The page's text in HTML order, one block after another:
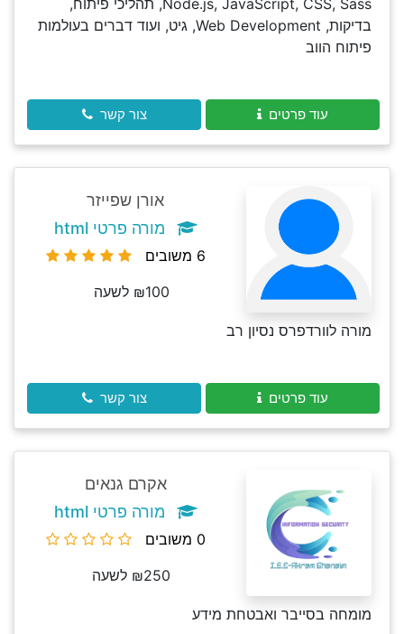
Node.js, JavaScript, CSS, Sass, תהליכי פיתוח,
בדיקות, Web Development, גיט, ועוד דברים בעולמות
פיתוח הווב
עוד פרטים צור קשר
אורן שפייזר
מורה פרטי html
6 משובים
₪100 לשעה
מורה לוורדפרס נסיון רב
עוד פרטים צור קשר
אקרם גנאים
מורה פרטי html
0 משובים
₪250 לשעה
מומחה בסייבר ואבטחת מידע